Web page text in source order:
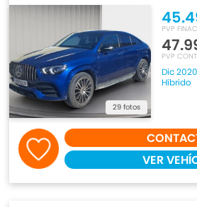
29 fotos
PVP
PVP
Dic 2020
Híbrido
VER